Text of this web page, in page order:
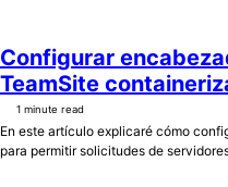
Configurar
TeamSite
1 minute read
En este artículo explicaré cómo
para permitir solicitudes de